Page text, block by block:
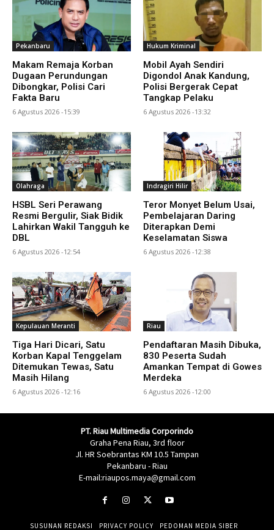
Pekanbaru
Makam Remaja Korban
Dugaan Perundungan
Dibongkar, Polisi Cari
Fakta Baru
6 Agustus 2026 -15:39
Hukum Kriminal
Mobil Ayah Sendiri
Digondol Anak Kandung,
Polisi Bergerak Cepat
Tangkap Pelaku
6 Agustus 2026 -13:32
Olahraga
HSBL Seri Perawang
Resmi Bergulir, Siak Bidik
Lahirkan Wakil Tangguh ke
DBL
6 Agustus 2026 -12:54
Indragiri Hilir
Teror Monyet Belum Usai,
Pembelajaran Daring
Diterapkan Demi
Keselamatan Siswa
6 Agustus 2026 -12:38
Kepulauan Meranti
Tiga Hari Dicari, Satu
Korban Kapal Tenggelam
Ditemukan Tewas, Satu
Masih Hilang
6 Agustus 2026 -12:16
Riau
Pendaftaran Masih Dibuka,
830 Peserta Sudah
Amankan Tempat di Gowes
Merdeka
6 Agustus 2026 -12:00
PT. Riau Multimedia Corporindo
Graha Pena Riau, 3rd floor
Jl. HR Soebrantas KM 10.5 Tampan
Pekanbaru - Riau
E-mail:riaupos.maya@gmail.com
SUSUNAN REDAKSI PRIVACY POLICY PEDOMAN MEDIA SIBER